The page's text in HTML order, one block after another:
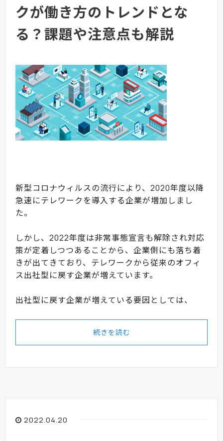
クが働き方のトレンドとな
る？課題や注意点も解説
新型コロナウィルスの流行により、2020年度以降
急速にテレワークを導入する企業が増加しまし
た。
しかし、2022年度は非常事態宣言も解除され対応
策が定着しつつあることから、企業側にも落ち着
きが出てきており、テレワークから従来のオフィ
ス出社型に戻す企業が増えています。
出社型に戻す企業が増えている要因としては、
続きを読む
2022.04.20